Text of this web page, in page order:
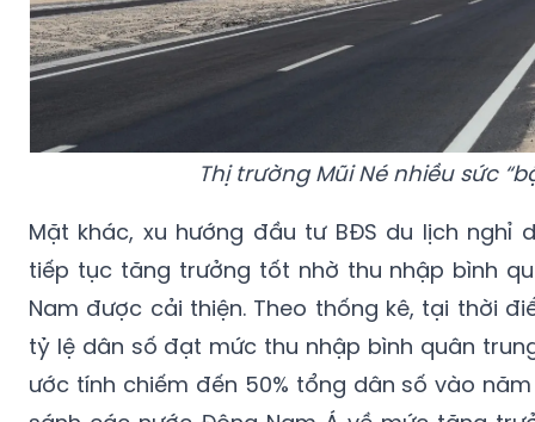
Thị trường Mũi Né nhiều sức
Mặt khác, xu hướng đầu tư BĐS du lịch nghỉ
tiếp tục tăng trưởng tốt nhờ thu nhập bình
Nam được cải thiện. Theo thống kê, tại thời
tỷ lệ dân số đạt mức thu nhập bình quân
ước tính chiếm đến 50% tổng dân số vào